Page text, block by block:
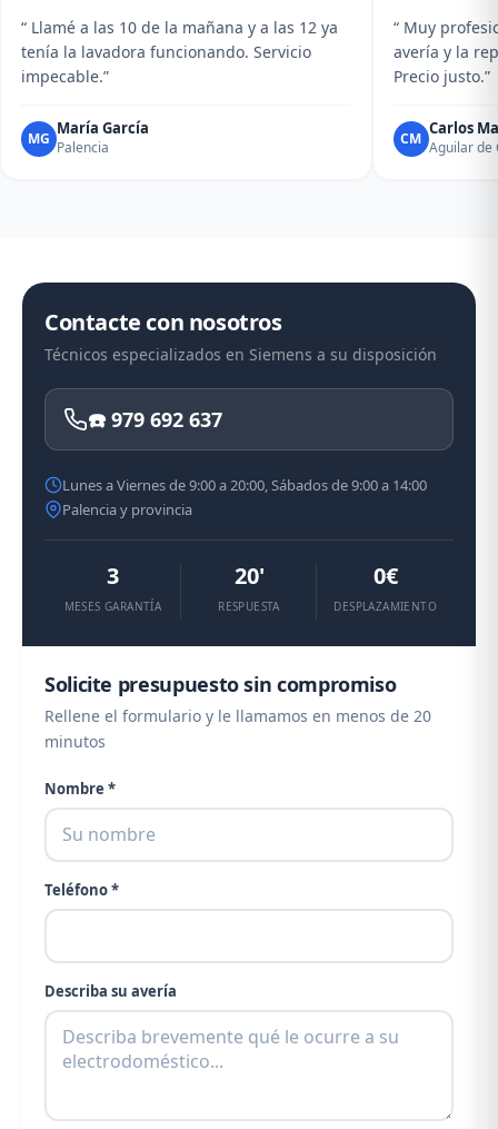
“ Llamé a las 10 de la mañana y a las 12 ya
tenía la lavadora funcionando. Servicio
impecable.”
MG
María García
Palencia
“ Muy
avería y la
Precio justo.”
CM
Carlos
Aguilar de
Contacte con nosotros
Técnicos especializados en Siemens a su disposición
☎️ 979 692 637
Lunes a Viernes de 9:00 a 20:00, Sábados de 9:00 a 14:00
Palencia y provincia
3
MESES GARANTÍA
20'
RESPUESTA
0€
DESPLAZAMIENTO
Solicite presupuesto sin compromiso
Rellene el formulario y le llamamos en menos de 20
minutos
Nombre *
Teléfono *
Describa su avería